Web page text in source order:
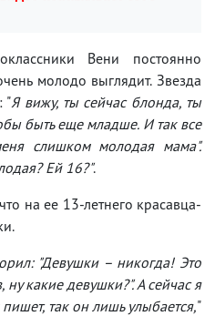
Вени постоянно
молодо выглядит. Звезда
"Я вижу, ты сейчас блонда, ты
быть еще младше. И так все
слишком молодая мама".
Ей 16?".
на ее 13-летнего красавца-
"Девушки – никогда! Это
какие девушки?". А сейчас я
так он лишь улыбается,"